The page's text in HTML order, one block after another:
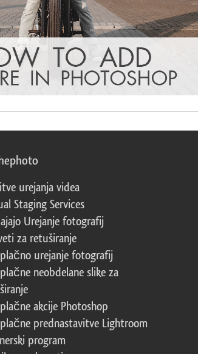
urejanja videa
Staging Services
Urejanje fotografij
za retuširanje
urejanje fotografij
neobdelane slike za
akcije Photoshop
prednastavitve Lightroom
program